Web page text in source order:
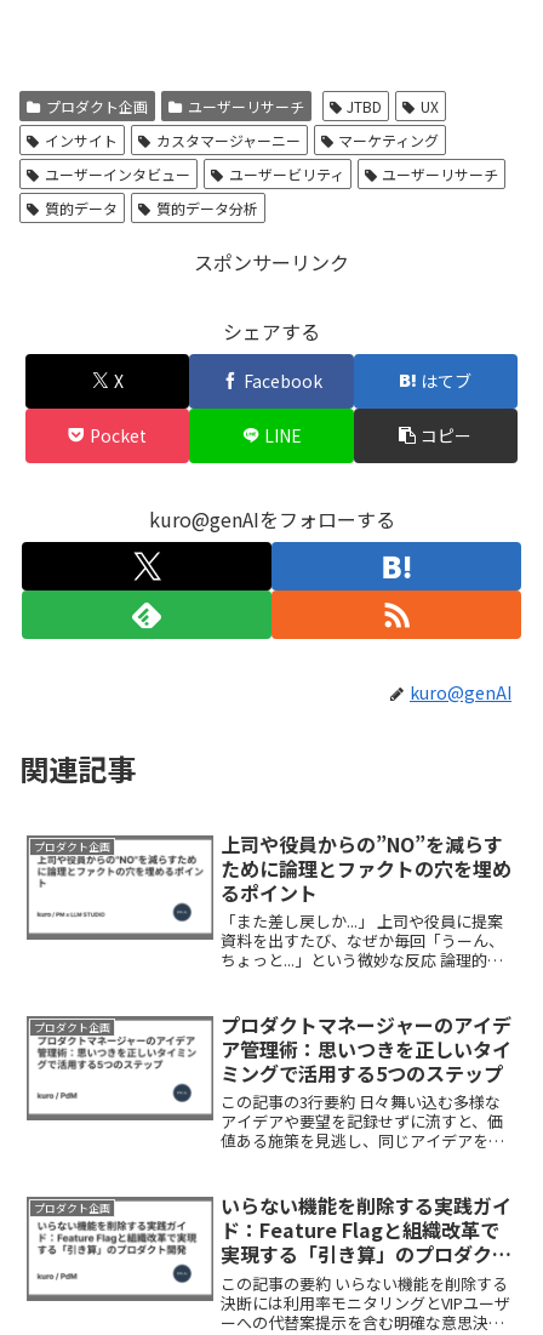
プロダクト企画 ユーザーリサーチ JTBD
UX
インサイト
カスタマージャーニー
マーケティング
ユーザーインタビュー
ユーザービリティ
ユーザーリサーチ
質的データ
質的データ分析
スポンサーリンク
シェアする
X Facebook はてブ
Pocket LINE コピー
kuro@genAIをフォローする
kuro@genAI
関連記事
プロダクト企画
上司や役員からの”NO”を減らす
ために論理とファクトの穴を埋め
るポイント
「また差し戻しか...」 上司や役員に提案
資料を出すたび、なぜか毎回「うーん、
ちょっと...」という微妙な反応 論理的に
拠が弱い」と言わるこの現状は要因は、
論理構造の...
プロダクト企画
プロダクトマネージャーのアイデ
ア管理術：思いつきを正しいタイ
ミングで活用する5つのステップ
この記事の3行要約 日々舞い込む多様な
アイデアや要望を記録せずに流すと、価
値ある施策を見逃し、同じアイデアを再
で整理することで、必要な時に適切なア
イデアを呼び出...
プロダクト企画
いらない機能を削除する実践ガイ
ド：Feature Flagと組織改革で
実現する「引き算」のプロダクト
開発
この記事の要約 いらない機能を削除する
決断には利用率モニタリングとVIPユーザ
ーへの代替案提示を含む明確な意思決定